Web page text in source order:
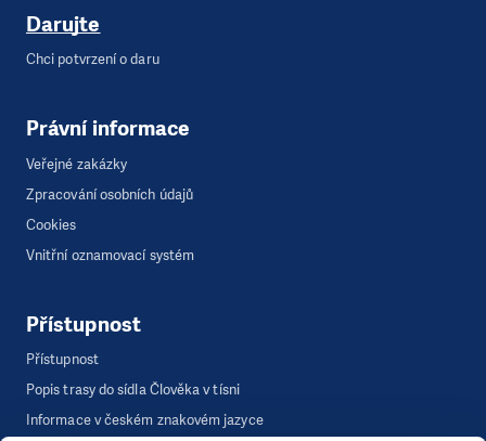
Darujte
Chci potvrzení o daru
Právní informace
Veřejné zakázky
Zpracování osobních údajů
Cookies
Vnitřní oznamovací systém
Přístupnost
Přístupnost
Popis trasy do sídla Člověka v tísni
Informace v českém znakovém jazyce